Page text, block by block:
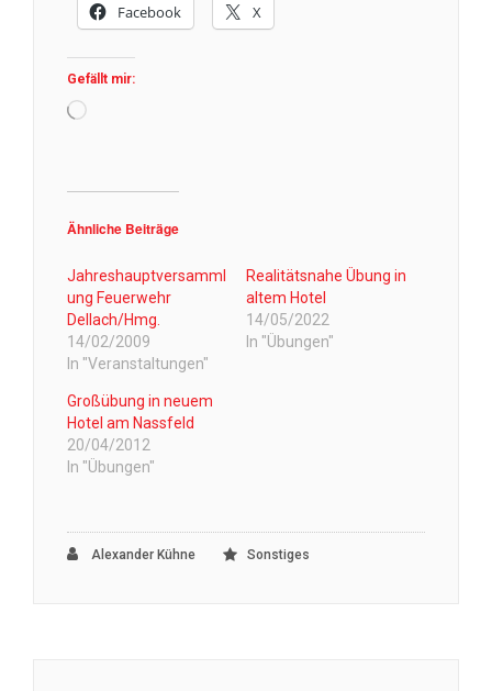
Facebook X
Gefällt mir:
Wird
Ähnliche Beiträge
Jahreshauptversamml
ung Feuerwehr
Dellach/Hmg.
14/02/2009
In "Veranstaltungen"
Realitätsnahe Übung in
altem Hotel
14/05/2022
In "Übungen"
Großübung in neuem
Hotel am Nassfeld
20/04/2012
In "Übungen"
Alexander Kühne Sonstiges